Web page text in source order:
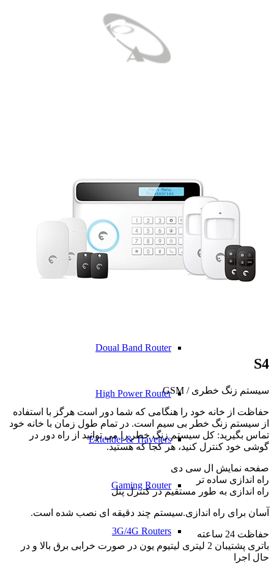
نت ایز (Netis)
Wireless Router
Doual Band Router
High Power Router
Extender & Travelers
Gaming Router
3G/4G Routers
S4
سیستم زنگ خطری / GSM
حفاظت از خانه خود را هنگامی که شما دور است هرگز با استفاده
از سیستم زنگ خطر بی سیم است. در تمام طول زمان با خانه خود
تماس بگیرید: کل سیستم زنگ خطر را می توانید از راه دور در
گوشی خود کنترل کنید، هر کجا که هستید.
صفحه نمایش ال سی دی
راه اندازی ساده تر
راه اندازی به طور مستقیم در کنترل پنل
آسان برای راه اندازی.سیستم چند دقیقه ای نصب شده است.
حفاظت 24 ساعته
باتری پشتیبان 2 لیتری لیتیوم یون در صورت خرابی برق بالا و در
حال اجرا